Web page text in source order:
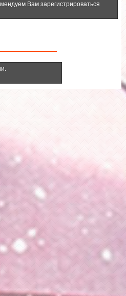
Вам зарегистрироваться